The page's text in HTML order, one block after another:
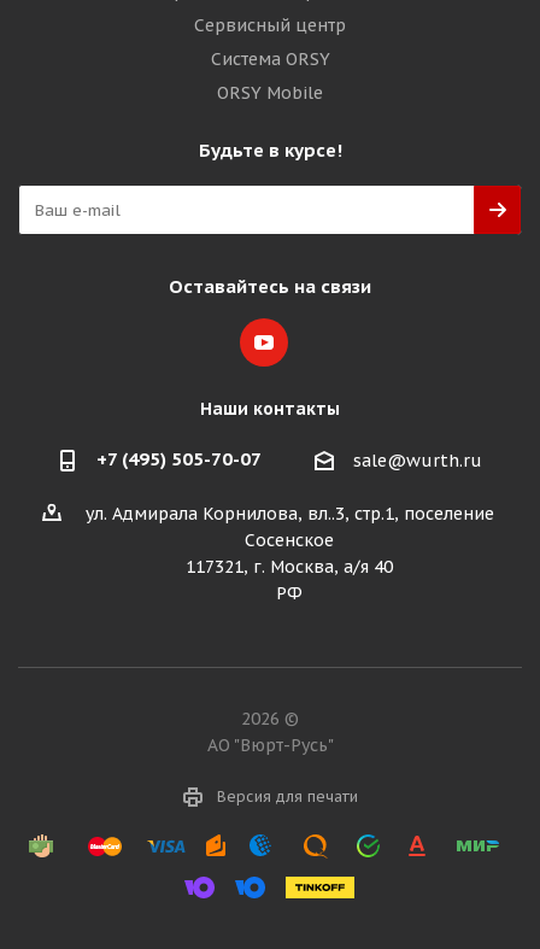
Сервисный центр
Система ORSY
ORSY Mobile
Будьте в курсе!
Оставайтесь на связи
Наши контакты
+7 (495) 505-70-07 sale@wurth.ru
ул. Адмирала Корнилова, вл..3, стр.1, поселение
Сосенское
117321, г. Москва, а/я 40
РФ
2026 ©
АО "Вюрт-Русь"
Версия для печати